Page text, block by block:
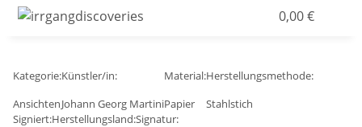
0,00 €
Kategorie:
Ansichten
Künstler/in:
Johann Georg Martini
Material:
Papier
Herstellungsmethode:
Stahlstich
Signiert:Herstellungsland:Signatur: